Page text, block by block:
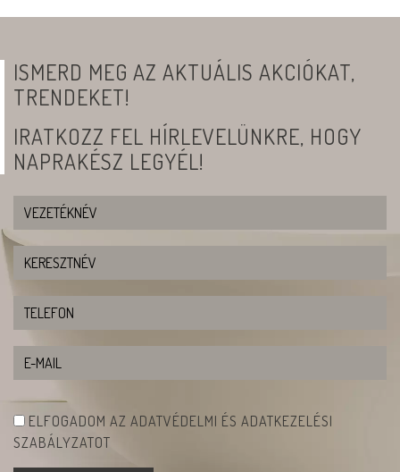
ISMERD MEG AZ AKTUÁLIS AKCIÓKAT,
TRENDEKET!
IRATKOZZ FEL HÍRLEVELÜNKRE, HOGY
NAPRAKÉSZ LEGYÉL!
ELFOGADOM AZ ADATVÉDELMI ÉS ADATKEZELÉSI
SZABÁLYZATOT